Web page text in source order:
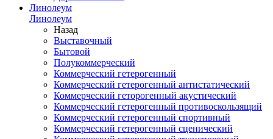
Линолеум
Линолеум
Назад
Выставочный
Бытовой
Полукоммерческий
Коммерческий гетерогенный
Коммерческий гетерогенный антистатический
Коммерческий геторогенный акустический
Коммерческий гетерогенный противоскользящий
Коммерческий гетерогенный спортивный
Коммерческий гетерогенный сценический